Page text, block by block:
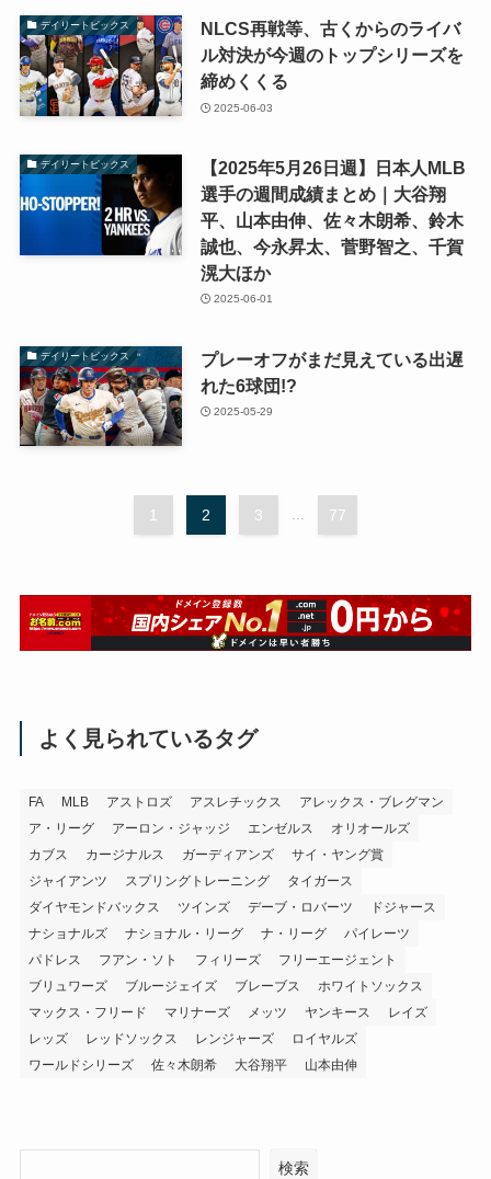
デイリートピックス
NLCS再戦等、古くからのライバ
ル対決が今週のトップシリーズを
締めくくる
2025-06-03
デイリートピックス
【2025年5月26日週】日本人MLB
選手の週間成績まとめ｜大谷翔
平、山本由伸、佐々木朗希、鈴木
誠也、今永昇太、菅野智之、千賀
滉大ほか
2025-06-01
デイリートピックス
プレーオフがまだ見えている出遅
れた6球団!?
2025-05-29
1 2 3 ... 77
よく見られているタグ
FA MLB アストロズ アスレチックス
アレックス・ブレグマン
ア・リーグ
アーロン・ジャッジ エンゼルス
オリオールズ
カブス
カージナルス ガーディアンズ
サイ・ヤング賞
ジャイアンツ
スプリングトレーニング
タイガース
ダイヤモンドバックス
ツインズ デーブ・ロバーツ
ドジャース
ナショナルズ
ナショナル・リーグ ナ・リーグ
パイレーツ
パドレス
フアン・ソト フィリーズ
フリーエージェント
ブリュワーズ
ブルージェイズ ブレーブス
ホワイトソックス
マックス・フリード
マリナーズ メッツ ヤンキース
レイズ
レッズ
レッドソックス レンジャーズ
ロイヤルズ
ワールドシリーズ
佐々木朗希 大谷翔平 山本由伸
検索